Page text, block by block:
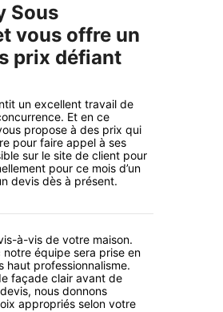
Sous
vous offre un
prix défiant
un excellent travail de
Et en ce
propose à des prix qui
pour faire appel à ses
sur le site de client pour
pour ce mois d’un
devis dès à présent.
à-vis de votre maison.
notre équipe sera prise en
professionnalisme.
façade clair avant de
nous donnons
appropriés selon votre